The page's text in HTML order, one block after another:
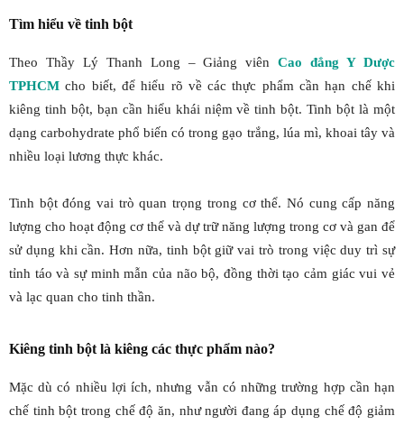
Tìm hiểu về tinh bột
Theo Thầy Lý Thanh Long – Giảng viênCao đẳng Y Dược
TPHCM cho biết, để hiểu rõ về các thực phẩm cần hạn chế khi
kiêng tinh bột, bạn cần hiểu khái niệm về tinh bột. Tinh bột là một
dạng carbohydrate phổ biến có trong gạo trắng, lúa mì, khoai tây và
nhiều loại lương thực khác.
Tinh bột đóng vai trò quan trọng trong cơ thể. Nó cung cấp năng
lượng cho hoạt động cơ thể và dự trữ năng lượng trong cơ và gan để
sử dụng khi cần. Hơn nữa, tinh bột giữ vai trò trong việc duy trì sự
tỉnh táo và sự minh mẫn của não bộ, đồng thời tạo cảm giác vui vẻ
và lạc quan cho tinh thần.
Kiêng tinh bột là kiêng các thực phẩm nào?
Mặc dù có nhiều lợi ích, nhưng vẫn có những trường hợp cần hạn
chế tinh bột trong chế độ ăn, như người đang áp dụng chế độ giảm